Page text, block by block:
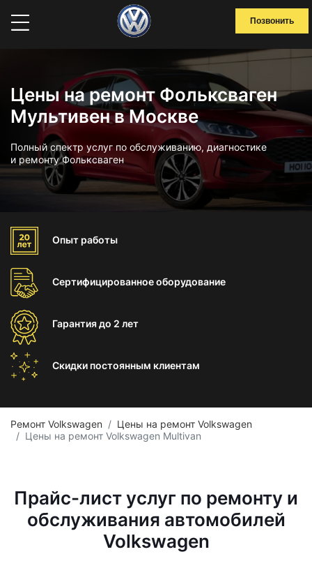
Позвонить
Цены на ремонт Фольксваген
Мультивен в Москве
Полный спектр услуг по обслуживанию, диагностике
и ремонту Фольксваген
Опыт работы
Сертифицированноеоборудование
Гарантиядо 2 лет
Скидки постоянным клиентам
Ремонт Volkswagen
Цены на ремонт Volkswagen
Цены на ремонт Volkswagen Multivan
Прайс-лист услуг по ремонту и
обслуживания автомобилей
Volkswagen